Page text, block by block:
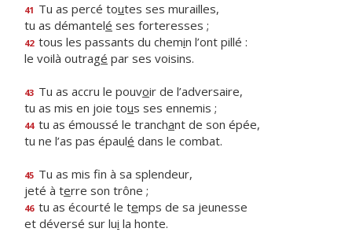
41 Tu as percé toutes ses murailles,
tu as démantelé ses forteresses ;
42 tous les passants du chemin l’ont pillé :
le voilà outragé par ses voisins.
43 Tu as accru le pouvoir de l’adversaire,
tu as mis en joie tous ses ennemis ;
44 tu as émoussé le tranchant de son épée,
tu ne l’as pas épaulé dans le combat.
45 Tu as mis fn à sa splendeur,
jeté à terre son trône ;
46 tu as écourté le temps de sa jeunesse
et déversé sur lui la honte.